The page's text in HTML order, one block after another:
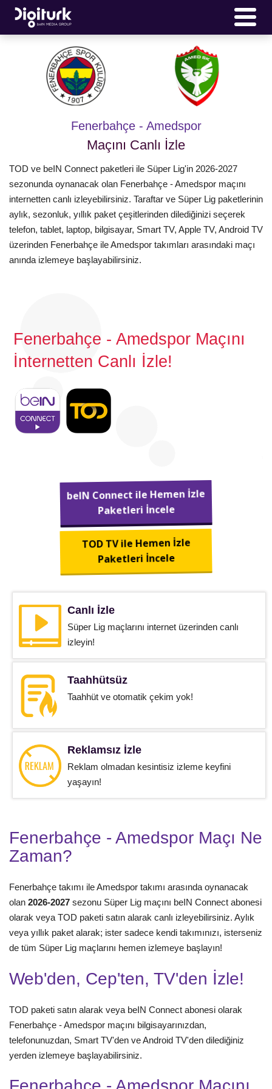
Fenerbahçe - Amedspor
Maçını Canlı İzle
TOD ve beIN Connect paketleri ile Süper Lig'in 2026-2027
sezonunda oynanacak olan Fenerbahçe - Amedspor maçını
internetten canlı izleyebilirsiniz. Taraftar ve Süper Lig paketlerinin
aylık, sezonluk, yıllık paket çeşitlerinden dilediğinizi seçerek
telefon, tablet, laptop, bilgisayar, Smart TV, Apple TV, Android TV
üzerinden Fenerbahçe ile Amedspor takımları arasındaki maçı
anında izlemeye başlayabilirsiniz.
Fenerbahçe - Amedspor Maçını
İnternetten Canlı İzle!
beIN Connect ile Hemen İzle
Paketleri İncele
TOD TV ile Hemen İzle
Paketleri İncele
Canlı İzle
Süper Lig maçlarını internet üzerinden canlı
izleyin!
Taahhütsüz
Taahhüt ve otomatik çekim yok!
Reklamsız İzle
Reklam olmadan kesintisiz izleme keyfini
yaşayın!
Fenerbahçe - Amedspor Maçı Ne
Zaman?
Fenerbahçe takımı ile Amedspor takımı arasında oynanacak
olan 2026-2027 sezonu Süper Lig maçını beIN Connect abonesi
olarak veya TOD paketi satın alarak canlı izleyebilirsiniz. Aylık
veya yıllık paket alarak; ister sadece kendi takımınızı, isterseniz
de tüm Süper Lig maçlarını hemen izlemeye başlayın!
Web'den, Cep'ten, TV'den İzle!
TOD paketi satın alarak veya beIN Connect abonesi olarak
Fenerbahçe - Amedspor maçını bilgisayarınızdan,
telefonunuzdan, Smart TV'den ve Android TV'den dilediğiniz
yerden izlemeye başlayabilirsiniz.